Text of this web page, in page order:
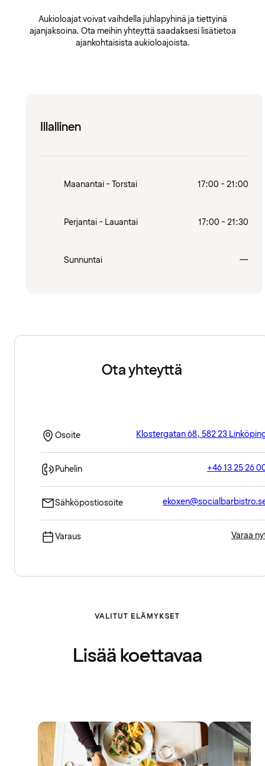
Aukioloajat voivat vaihdella juhlapyhinä ja tiettyinä
ajanjaksoina. Ota meihin yhteyttä saadaksesi lisätietoa
ajankohtaisista aukioloajoista.
Illallinen
Maanantai - Torstai 17:00 - 21:00
Perjantai - Lauantai 17:00 - 21:30
Sunnuntai —
Ota yhteyttä
Osoite Klostergatan 68, 582 23
Puhelin +46 13 25 26
Sähköpostiosoite
Varaus Varaa
VALITUT ELÄMYKSET
Lisää koettavaa